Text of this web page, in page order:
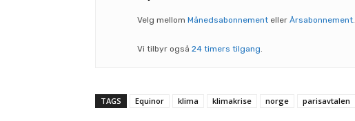
Velg mellom Månedsabonnement eller Årsabonnement.
Vi tilbyr også 24 timers tilgang.
TAGS Equinor klima klimakrise norge parisavtalen